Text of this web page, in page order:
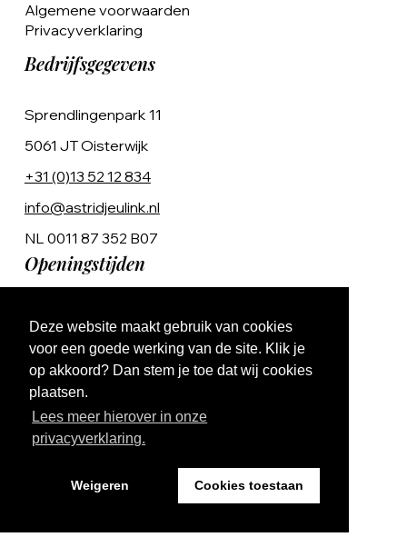
Deze website maakt gebruik van cookies
voor een goede werking van de site. Klik je
op akkoord? Dan stem je toe dat wij cookies
plaatsen.
Lees meer hierover in onze
privacyverklaring.
Weigeren Cookies toestaan
Algemene voorwaarden
Privacyverklaring
Bedrijfsgegevens
Sprendlingenpark 11
5061 JT Oisterwijk
+31 (0)13 52 12 834
info@astridjeulink.nl
NL 0011 87 352 B07
Openingstijden
Ma t/m Vr 9:00 - 17:00
Website by The Cre8ion.Lab